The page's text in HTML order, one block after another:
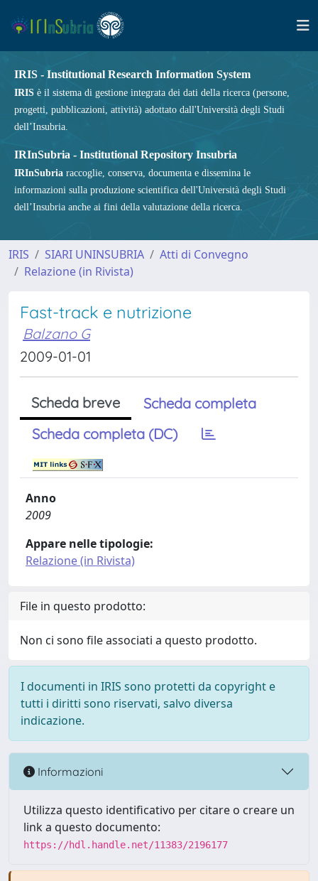
IRIS - Institutional Research Information System
IRIS è il sistema di gestione integrata dei dati della ricerca (persone,
progetti, pubblicazioni, attività) adottato dall'Università degli Studi
dell’Insubria.
IRInSubria - Institutional Repository Insubria
IRInSubria raccoglie, conserva, documenta e dissemina le
informazioni sulla produzione scientifica dell'Università degli Studi
dell’Insubria anche ai fini della valutazione della ricerca.
IRIS SIARI UNINSUBRIA
Atti di Convegno
Relazione (in Rivista)
Fast-track e nutrizione
Balzano G
2009-01-01
Scheda breve
Scheda completa
Scheda completa (DC)
Anno
2009
Appare nelle tipologie:
Relazione (in Rivista)
File in questo prodotto:
Non ci sono file associati a questo prodotto.
I documenti in IRIS sono protetti da copyright e
tutti i diritti sono riservati, salvo diversa
indicazione.
Informazioni
Utilizza questo identificativo per citare o creare un
link a questo documento:
https://hdl.handle.net/11383/2196177